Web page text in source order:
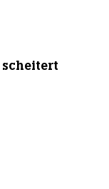
scheitert